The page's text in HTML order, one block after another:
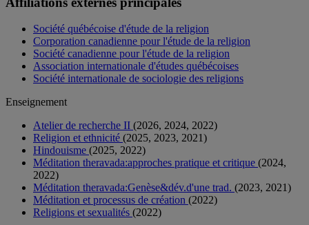
Société québécoise d'étude de la religion
Corporation canadienne pour l'étude de la religion
Société canadienne pour l'étude de la religion
Association internationale d'études québécoises
Société internationale de sociologie des religions
Enseignement
Atelier de recherche II (2026, 2024, 2022)
Religion et ethnicité (2025, 2023, 2021)
Hindouisme (2025, 2022)
Méditation theravada:approches pratique et critique (2024,
2022)
Méditation theravada:Genèse&dév.d'une trad. (2023, 2021)
Méditation et processus de création (2022)
Religions et sexualités (2022)